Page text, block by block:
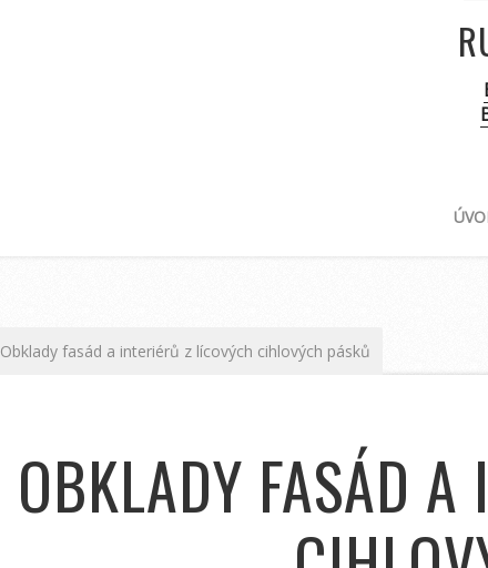
Obklady fasád a interiérů z lícových cihlových pásků
OBKLADY FASÁD A